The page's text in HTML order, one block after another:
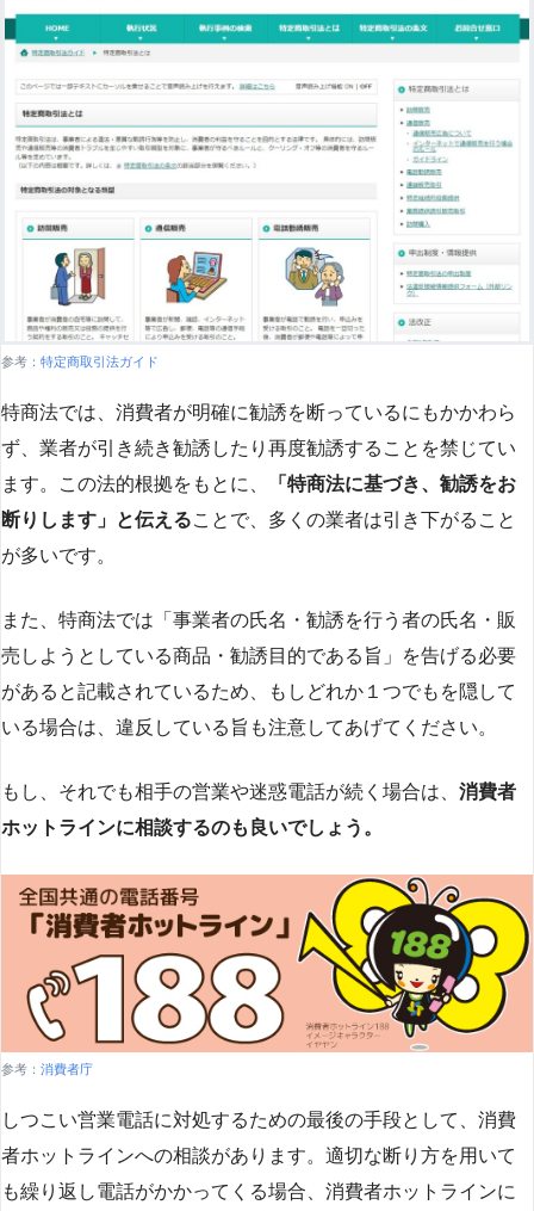
参考： 特定商取引法ガイド
特商法では、消費者が明確に勧誘を断っているにもかかわら
ず、業者が引き続き勧誘したり再度勧誘することを禁じてい
ます。この法的根拠をもとに、
「特商法に基づき、勧誘をお
断りします」と伝えることで、多くの業者は引き下がること
が多いです​​。
また、特商法では「事業者の氏名・勧誘を行う者の氏名・販
売しようとしている商品・勧誘目的である旨」を告げる必要
があると記載されているため、もしどれか１つでもを隠して
いる場合は、違反している旨も注意してあげてください。
もし、それでも相手の営業や迷惑電話が続く場合は、 消費者
ホットラインに相談するのも良いでしょう。
参考： 消費者庁
しつこい営業電話に対処するための最後の手段として、消費
者ホットラインへの相談があります。適切な断り方を用いて
も繰り返し電話がかかってくる場合、消費者ホットラインに